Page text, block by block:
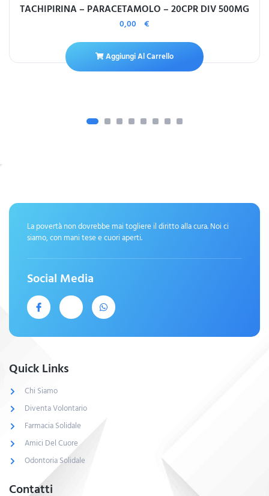
TACHIPIRINA – PARACETAMOLO – 20CPR DIV 500MG
0,00 €
Aggiungi Al Carrello
La povertà non dovrebbe mai togliere il diritto alla cura. Noi ci
siamo, con mani tese e cuori aperti.
Social Media
Quick Links
Chi Siamo
Diventa Volontario
Farmacia Solidale
Amici Del Cuore
Odontoria Solidale
Contatti